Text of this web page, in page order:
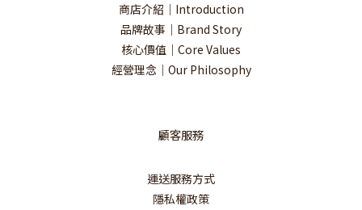
商店介紹｜Introduction
品牌故事｜Brand Story
核心價值｜Core Values
經營理念｜Our Philosophy
顧客服務
運送服務方式
隱私權政策